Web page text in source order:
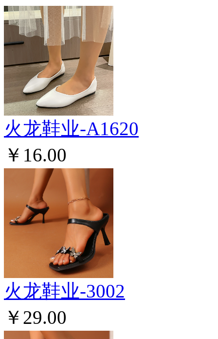
火龙鞋业-A1620
￥16.00
火龙鞋业-3002
￥29.00